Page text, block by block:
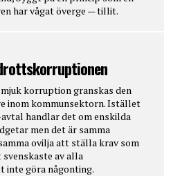
har vågat överge — tillit.
korruption granskas den
inom kommunsektorn. Istället
handlar det om enskilda
men det är samma
ovilja att ställa krav som
svenskaste av alla
göra någonting.